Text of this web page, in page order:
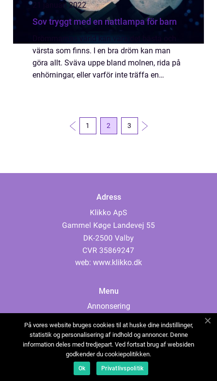
21 januari 2022
Sov tryggt med en nattlampa för barn
Drömmarnas värld kan vara det bästa och
värsta som finns. I en bra dröm kan man
göra allt. Sväva uppe bland molnen, rida på
enhörningar, eller varför inte träffa en
1 2 3
Adress
web: www.klikko.dk
Menu
Annonsering
Cookies
Kontakta oss
Sitemap
På vores website bruges cookies til at huske dine indstillinger,
statistik og personalisering af indhold og annoncer. Denne
information deles med tredjepart. Ved fortsat brug af websiden
godkender du cookiepolitikken.
Ok Privatlivspolitik